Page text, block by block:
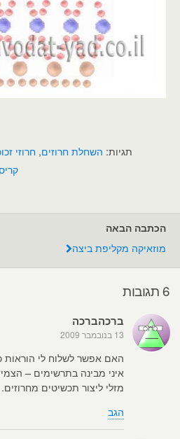
תגיות: השחלת חרוזים, חרוזי
הכתבה הבאה
מוזאיקה מקליפת ביצה
6 תגובות
ברכהברכה
13 בנובמבר 2009
האם אפשר לשלוח לי הוראות
איני מבינה בתרשימים –
מזלי ליצור תכשיטים מחרוזים.
הגב